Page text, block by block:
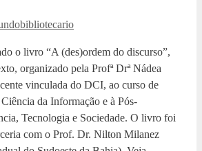
o livro “A (des)ordem do discurso”,
organizado pela Profª Drª Nádea
vinculada do DCI, ao curso de
da Informação e à Pós-
Tecnologia e Sociedade. O livro foi
com o Prof. Dr. Nilton Milanez